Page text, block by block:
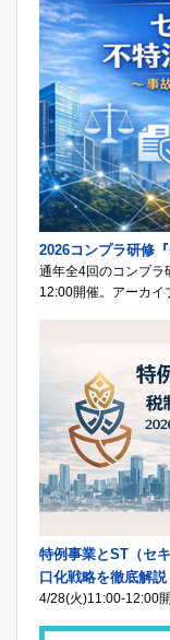
2026コンプラ研修
通年全4回のコンプラ
12:00開催。アーカイ
特例事業とST（セ
口化戦略を徹底解説
4/28(火)11:00-12:00